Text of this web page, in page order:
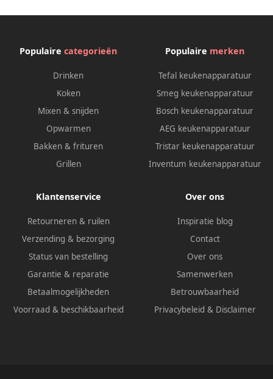
Opwarmfunctie &
Populaire categorieën
Drinken
Koken
Mixen & snijden
Opwarmen
Bakken & frituren
Grillen
Populaire merken
Tefal keukenapparatuur
Smeg keukenapparatuur
Bosch keukenapparatuur
AEG keukenapparatuur
Tristar keukenapparatuur
Inventum keukenapparatuur
Klantenservice
Retourneren & ruilen
Verzending & bezorging
Status van bestelling
Garantie & reparatie
Betaalmogelijkheden
Voorraad & beschikbaarheid
Over ons
Inspiratie blog
Contact
Over ons
Samenwerken
Betrouwbaarheid
Privacybeleid & Disclaimer